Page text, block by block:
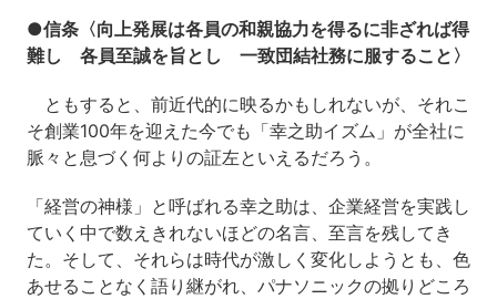
●信条〈向上発展は各員の和親協力を得るに非ざれば得
難し 各員至誠を旨とし 一致団結社務に服すること〉
ともすると、前近代的に映るかもしれないが、それこ
そ創業100年を迎えた今でも「幸之助イズム」が全社に
脈々と息づく何よりの証左といえるだろう。
「経営の神様」と呼ばれる幸之助は、企業経営を実践し
ていく中で数えきれないほどの名言、至言を残してき
た。そして、それらは時代が激しく変化しようとも、色
あせることなく語り継がれ、パナソニックの拠りどころ